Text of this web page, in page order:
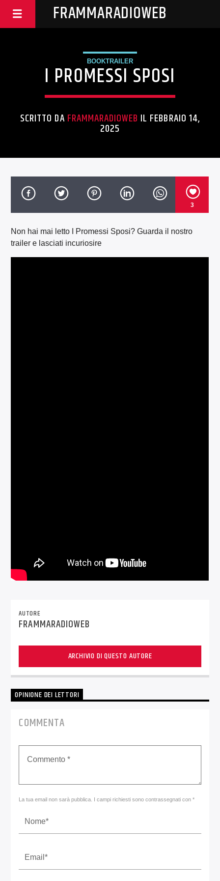
FRAMMARADIOWEB
BOOKTRAILER
I PROMESSI SPOSI
SCRITTO DA FRAMMARADIOWEB IL FEBBRAIO 14,
2025
3
Non hai mai letto I Promessi Sposi? Guarda il nostro
trailer e lasciati incuriosire
AUTORE
FRAMMARADIOWEB
ARCHIVIO DI QUESTO AUTORE
OPINIONE DEI LETTORI
COMMENTA
La tua email non sarà pubblica. I campi richiesti sono contrassegnati con *